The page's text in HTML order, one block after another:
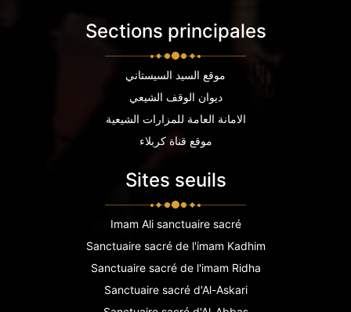
Sections principales
موقع السيد السيستاني
ديوان الوقف الشيعي
الامانة العامة للمزارات الشيعية
موقع قناة كربلاء
Sites seuils
Imam Ali sanctuaire sacré
Sanctuaire sacré de l'imam Kadhim
Sanctuaire sacré de l'imam Ridha
Sanctuaire sacré d'Al-Askari